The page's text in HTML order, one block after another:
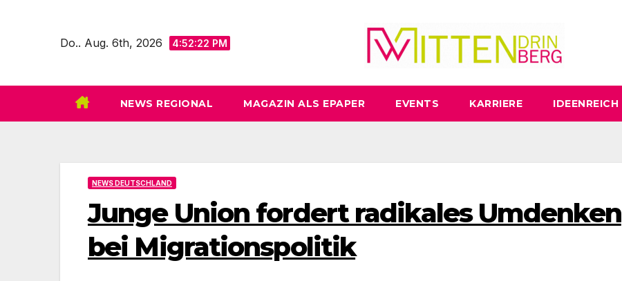
Do.. Aug. 6th, 2026 4:52:23 PM
NEWS REGIONAL MAGAZIN ALS EPAPER EVENTS KARRIERE IDEENREICH
NEWS DEUTSCHLAND
Junge Union fordert radikales Umdenken
bei Migrationspolitik